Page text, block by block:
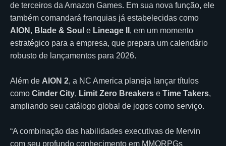
de terceiros da Amazon Games. Em sua nova função, ele
também comandará franquias já estabelecidas como
AION , Blade & Soul e Lineage II , em um momento
estratégico para a empresa, que prepara um calendário
robusto de lançamentos para 2026.
Além de AION 2, a NC America planeja lançar títulos
como Cinder City, Limit Zero Breakers e Time Takers,
ampliando seu catálogo global de jogos como serviço.
“A combinação das habilidades executivas de Mervin
com seu profundo conhecimento em MMORPGs